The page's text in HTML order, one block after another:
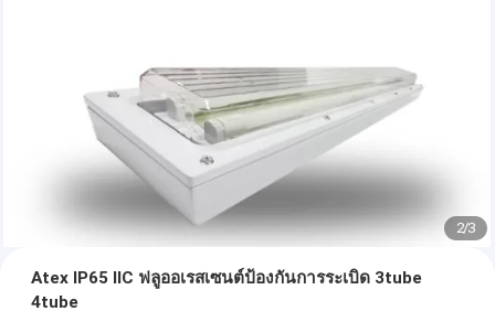
2/3
Atex IP65 IIC ฟลูออเรสเซนต์ป้องกันการระเบิด 3tube
4tube